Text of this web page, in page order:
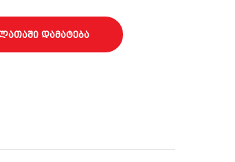
quantityდამატება